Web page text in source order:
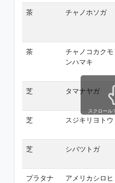
茶 チャノホソガ
茶
チャノコカクモ
ンハマキ
芝
タマナヤガ
芝 スジキリヨトウ
芝 シバツトガ
プラタナ
アメリカシロヒ
スクロール